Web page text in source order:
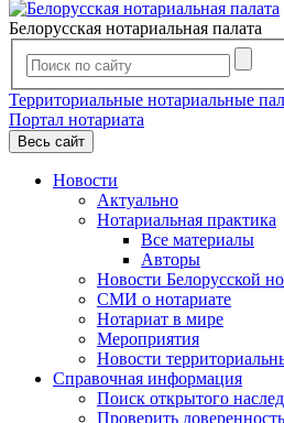
Белорусская нотариальная палата
Территориальные нотариальные
Портал нотариата
Весь сайт
Новости
Актуально
Нотариальная практика
Все материалы
Авторы
Новости Белорусской
СМИ о нотариате
Нотариат в мире
Мероприятия
Новости
Справочная информация
Поиск открытого
Проверить доверенность